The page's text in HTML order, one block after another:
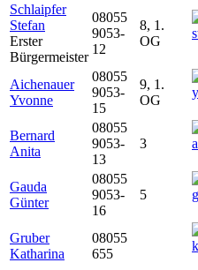
Schlaipfer
Stefan
Erster
Bürgermeister
08055
9053-
12
8, 1.
OG
Aichenauer
Yvonne
08055
9053-
15
9, 1.
OG
Bernard
Anita
08055
9053-
13
3
Gauda
Günter
08055
9053-
16
5
Gruber
Katharina
08055
655